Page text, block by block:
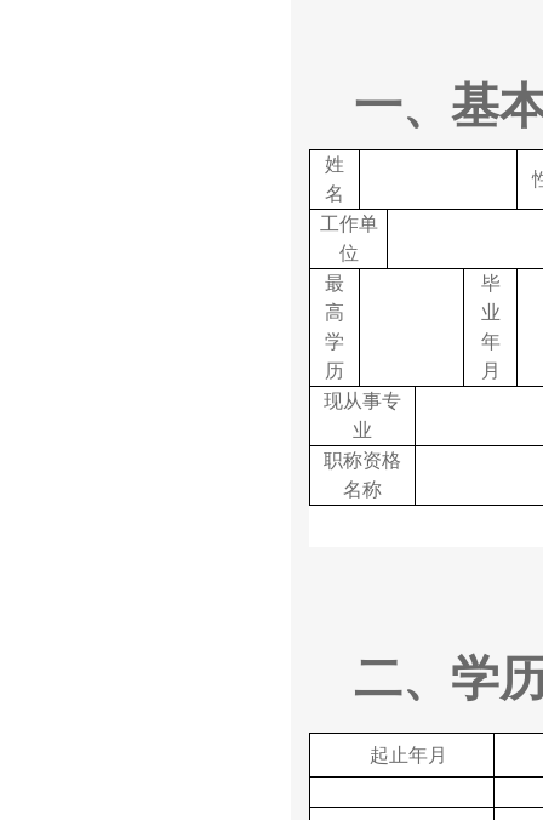
一、基
姓
名
工作单
位
最
高
学
历
毕
业
年
月
现从事专
业
职称资格
名称
二、学
起止年月